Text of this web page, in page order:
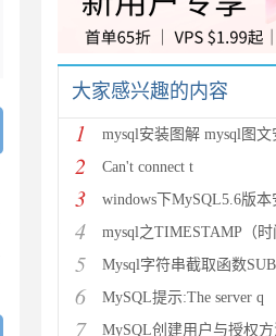
大家感兴趣的内容
1 mysql安装图解 mysql图文安装
2 Can't connect t
3 windows下MySQL5.6版本安装及配
4 mysql之TIMESTAMP（时间
5 Mysql字符串截取函数
6 MySQL提示:The server q
7 MySQL创建用户与授权方